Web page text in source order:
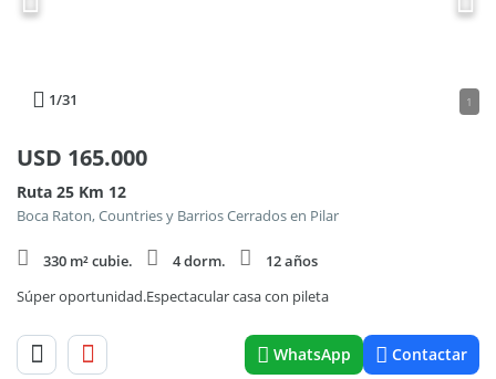
1/31 1
USD 165.000
Ruta 25 Km 12
Boca Raton, Countries y Barrios Cerrados en Pilar
330 m² cubie. 4 dorm.
12 años
Súper oportunidad.Espectacular casa con pileta
WhatsApp Contactar